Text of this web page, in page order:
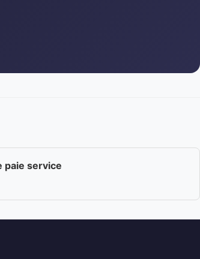
paie service